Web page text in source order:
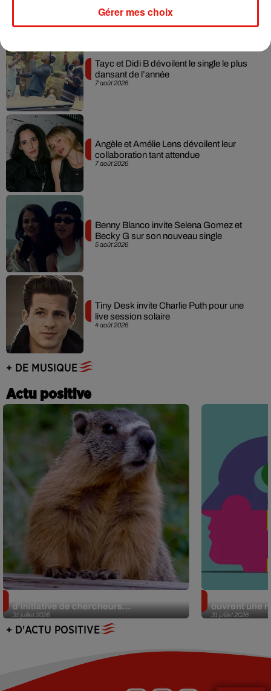
7 août 2026
Tayc et Didi B dévoilent le single le plus
dansant de l’année
7 août 2026
Angèle et Amélie Lens dévoilent leur
collaboration tant attendue
5 août 2026
Benny Blanco invite Selena Gomez et
Becky G sur son nouveau single
4 août 2026
Tiny Desk invite Charlie Puth pour une
live session solaire
+ DE MUSIQUE
Actu positive
31 juillet 2026
d’initiative de chercheurs...
31 juillet 2026
ouvrent une
+ D'ACTU POSITIVE
Gérer mes choix